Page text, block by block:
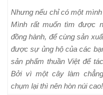
Nhưng nếu chỉ có một
Mình rất muốn tìm được
đồng hành, để cùng sản
được sự ủng hộ của các
sản phẩm thuần Việt để
Bởi vì một cây làm
chụm lại thì nên hòn núi